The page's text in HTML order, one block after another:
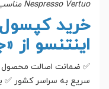
Nespresso Vertuo مناسب نیست.
خرید
اینتنسو از
✅ ضمانت اصالت محصول
سریع به سراسر کشور ✅